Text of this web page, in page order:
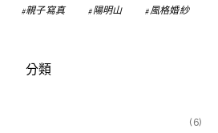
親子寫真 陽明山 風格婚紗
分類
(6)